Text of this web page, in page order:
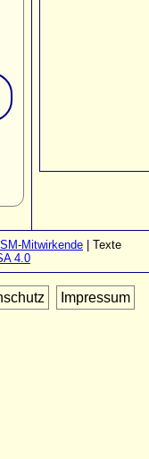
Mitwirkende | Texte
4.0
Impressum